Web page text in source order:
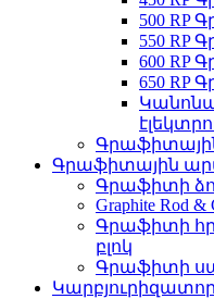
500 RP
550 RP
600 RP
650 RP
Գրաֆիտային
Գրաֆիտի
Graphite Rod &
Գրաֆիտի
բլոկ
Գրաֆիտի
Կարբյուրիզատոր